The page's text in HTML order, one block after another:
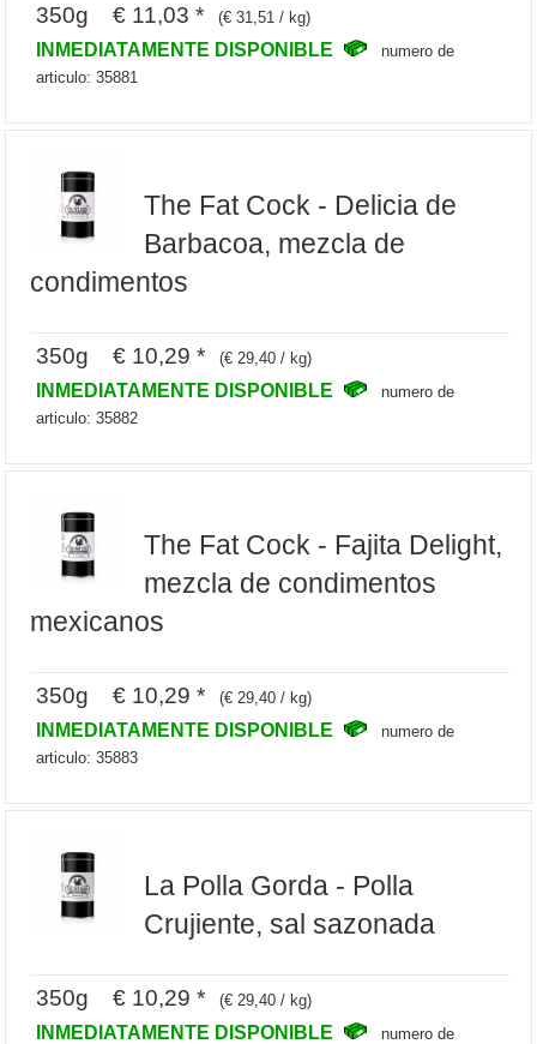
350g € 11,03 * (€ 31,51 / kg)
INMEDIATAMENTE DISPONIBLE
numero de
articulo: 35881
The Fat Cock - Delicia de
Barbacoa, mezcla de
condimentos
350g € 10,29 * (€ 29,40 / kg)
INMEDIATAMENTE DISPONIBLE
numero de
articulo: 35882
The Fat Cock - Fajita Delight,
mezcla de condimentos
mexicanos
350g € 10,29 * (€ 29,40 / kg)
INMEDIATAMENTE DISPONIBLE
numero de
articulo: 35883
La Polla Gorda - Polla
Crujiente, sal sazonada
350g € 10,29 * (€ 29,40 / kg)
INMEDIATAMENTE DISPONIBLE
numero de